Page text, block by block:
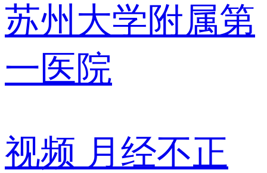
苏州大学附属第
一医院
视频 月经不正